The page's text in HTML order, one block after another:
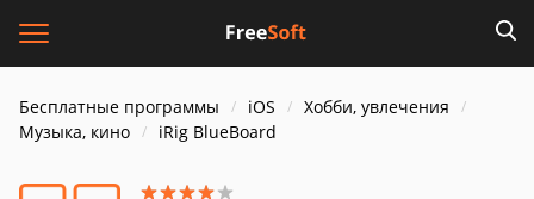
Бесплатные программы iOS
Хобби, увлечения
Музыка, кино
iRig BlueBoard